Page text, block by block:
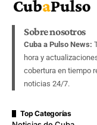
Sobre nosotros
Cuba a Pulso News:
hora y
cobertura en tiempo
noticias 24/7.
Top Categorías